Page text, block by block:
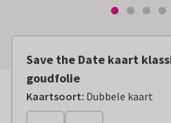
Save the Date kaart
goudfolie
Kaartsoort: Dubbele kaart